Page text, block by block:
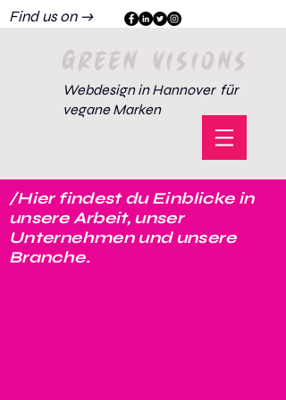
Find us on →
GREEN VISIONS
Webdesign in Hannover für
vegane Marken
/Hier findest du Einblicke in
unsere Arbeit, unser
Unternehmen und unsere
Branche.